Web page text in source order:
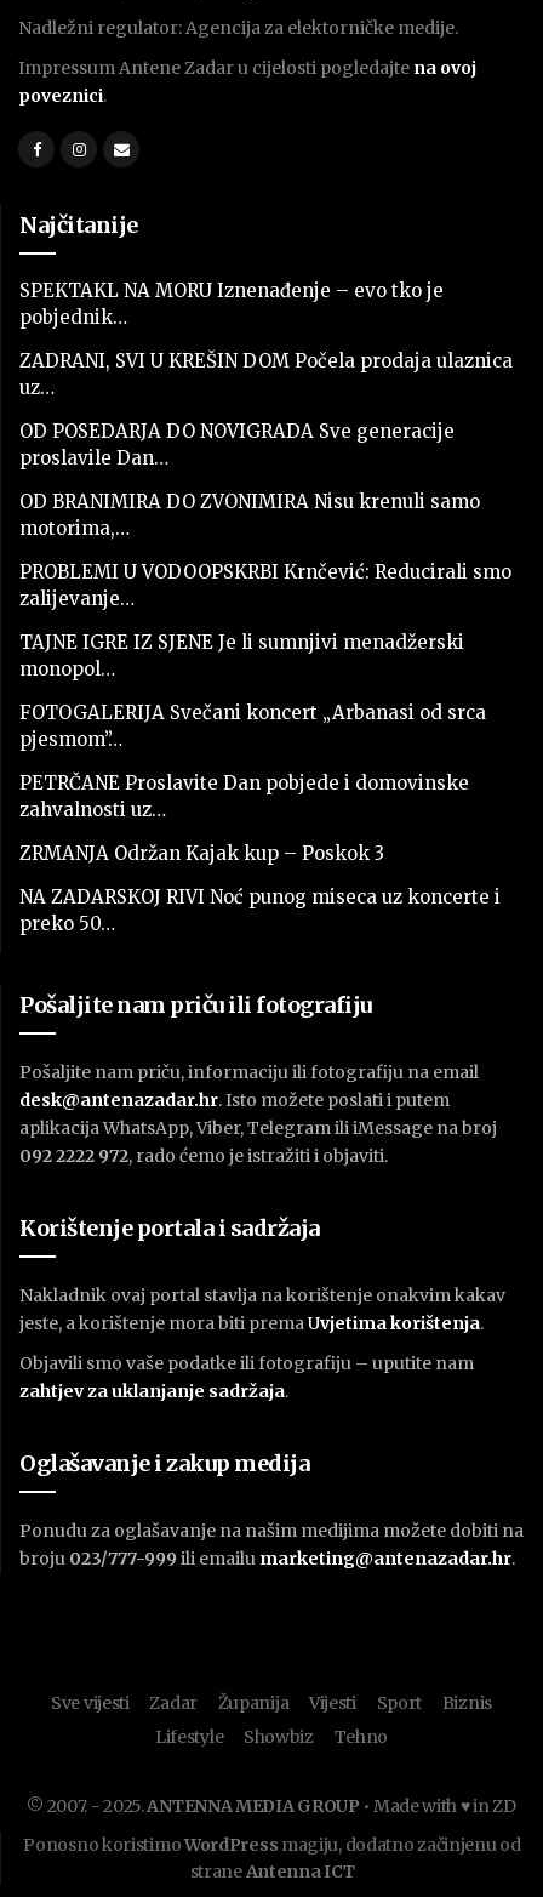
Nadležni regulator: Agencija za elektorničke medije.
Impressum Antene Zadar u cijelosti pogledajte na ovoj
poveznici.
Najčitanije
SPEKTAKL NA MORU Iznenađenje – evo tko je
pobjednik…
ZADRANI, SVI U KREŠIN DOM Počela prodaja ulaznica
uz…
OD POSEDARJA DO NOVIGRADA Sve generacije
proslavile Dan…
OD BRANIMIRA DO ZVONIMIRA Nisu krenuli samo
motorima,…
PROBLEMI U VODOOPSKRBI Krnčević: Reducirali smo
zalijevanje…
TAJNE IGRE IZ SJENE Je li sumnjivi menadžerski
monopol…
FOTOGALERIJA Svečani koncert „Arbanasi od srca
pjesmom”…
PETRČANE Proslavite Dan pobjede i domovinske
zahvalnosti uz…
ZRMANJA Održan Kajak kup – Poskok 3
NA ZADARSKOJ RIVI Noć punog miseca uz koncerte i
preko 50…
Pošaljite nam priču ili fotografiju
Pošaljite nam priču, informaciju ili fotografiju na email
desk@antenazadar.hr. Isto možete poslati i putem
aplikacija WhatsApp, Viber, Telegram ili iMessage na broj
092 2222 972, rado ćemo je istražiti i objaviti.
Korištenje portala i sadržaja
Nakladnik ovaj portal stavlja na korištenje onakvim kakav
jeste, a korištenje mora biti premaUvjetima korištenja.
Objavili smo vaše podatke ili fotografiju – uputite nam
zahtjev za uklanjanje sadržaja.
Oglašavanje i zakup medija
Ponudu za oglašavanje na našim medijima možete dobiti na
broju 023/777-999 ili emailu marketing@antenazadar.hr.
Sve vijesti Zadar Županija Vijesti Sport
Biznis
Lifestyle
Showbiz Tehno
© 2007. - 2025.ANTENNA MEDIA GROUP • Made with ♥ in ZD
Ponosno koristimoWordPress magiju, dodatno začinjenu od
straneAntenna ICT